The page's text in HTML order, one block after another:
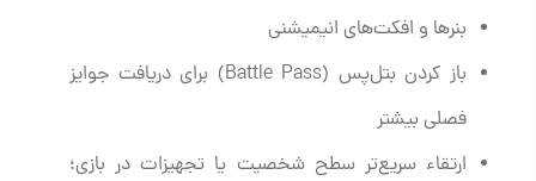
بنرها و افکت‌های انیمیشنی
باز کردن بتل‌پس (Battle Pass) برای دریافت جوایز
فصلی بیشتر
ارتقاء سریع‌تر سطح شخصیت یا تجهیزات در بازی؛